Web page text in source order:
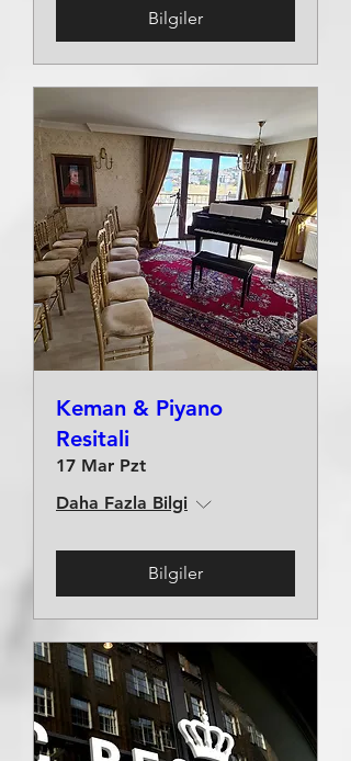
Bilgiler
Keman & Piyano
Resitali
17 Mar Pzt
Daha Fazla Bilgi
Bilgiler